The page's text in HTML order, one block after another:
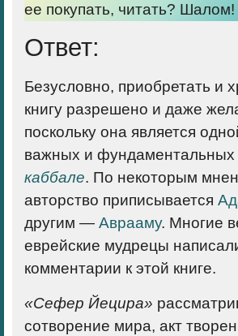
ее покупать, читать? Шалом!
Ответ:
Безусловно, приобретать и
книгу разрешено и даже
поскольку она является
важных и фундаментальных
каббале. По некоторым
авторство приписывается
другим — Аврааму. Многие
еврейские мудрецы
комментарии к этой книге.
«Сефер Йецира»
сотворение мира, акт